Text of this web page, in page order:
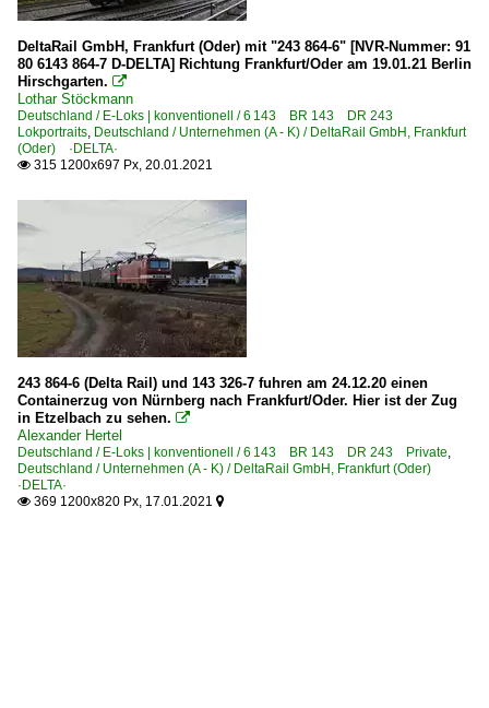
DeltaRail GmbH, Frankfurt (Oder) mit "243 864-6" [NVR-Nummer: 91
80 6143 864-7 D-DELTA] Richtung Frankfurt/Oder am 19.01.21 Berlin
Hirschgarten. 
Lothar Stöckmann
Deutschland / E-Loks | konventionell / 6 143 BR 143 DR 243
Lokportraits Deutschland / Unternehmen (A - K) / DeltaRail GmbH, Frankfurt
(Oder) ·DELTA·
 315 1200x697 Px, 20.01.2021
243 864-6 (Delta Rail) und 143 326-7 fuhren am 24.12.20 einen
Containerzug von Nürnberg nach Frankfurt/Oder. Hier ist der Zug
in Etzelbach zu sehen. 
Alexander Hertel
Deutschland / E-Loks | konventionell / 6 143 BR 143 DR 243 Private
Deutschland / Unternehmen (A - K) / DeltaRail GmbH, Frankfurt (Oder)
·DELTA·
 369 1200x820 Px, 17.01.2021 